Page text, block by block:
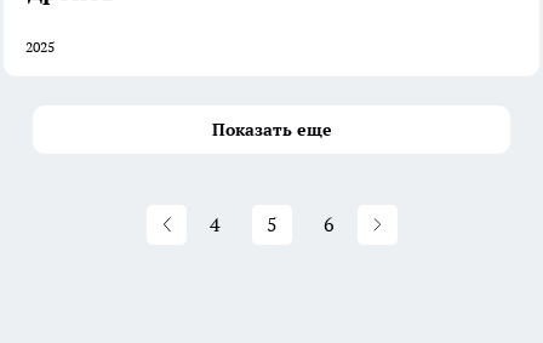
2025
Показать еще
4 5 6